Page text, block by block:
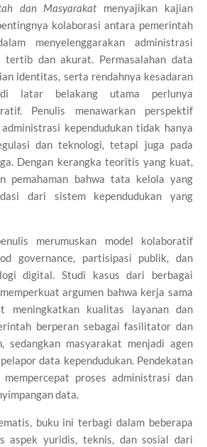
dan Masyarakat menyajikan kajian
kolaborasi antara pemerintah
menyelenggarakan administrasi
tertib dan akurat. Permasalahan data
identitas, serta rendahnya kesadaran
latar belakang utama perlunya
Penulis menawarkan perspektif
kependudukan tidak hanya
dan teknologi, tetapi juga pada
Dengan kerangka teoritis yang kuat,
pemahaman bahwa tata kelola yang
dari sistem kependudukan yang
merumuskan model kolaboratif
governance, partisipasi publik, dan
digital. Studi kasus dari berbagai
argumen bahwa kerja sama
meningkatkan kualitas layanan dan
berperan sebagai fasilitator dan
sedangkan masyarakat menjadi agen
data kependudukan. Pendekatan
proses administrasi dan
data.
buku ini terbagi dalam beberapa
aspek yuridis, teknis, dan sosial dari